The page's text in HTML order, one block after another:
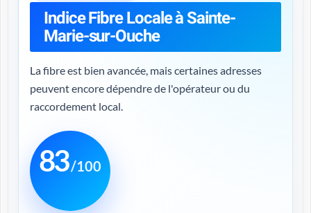
Indice Fibre Locale à Sainte-
Marie-sur-Ouche
La fibre est bien avancée, mais certaines adresses
peuvent encore dépendre de l'opérateur ou du
raccordement local.
83/100